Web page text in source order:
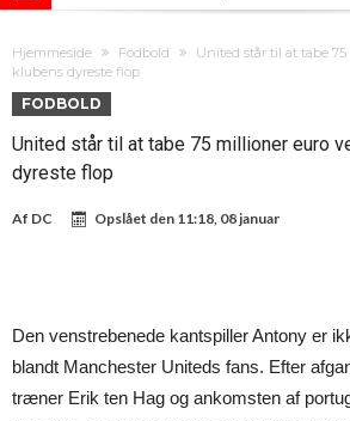
flere
Real Madrid og Fiorentina endte
hedt 2-2-respons. Men hvis du troede,
veltilfreds, så tager du helt fejl.
Hjemmeside Fodbold
United står til at tabe
klubens dyreste flop
FODBOLD
United står til at tabe 75 millioner euro
dyreste flop
Af DC Opslået den 11:18, 08 januar
Den venstrebenede kantspiller Antony er
blandt Manchester Uniteds fans. Efter
træner Erik ten Hag og ankomsten af